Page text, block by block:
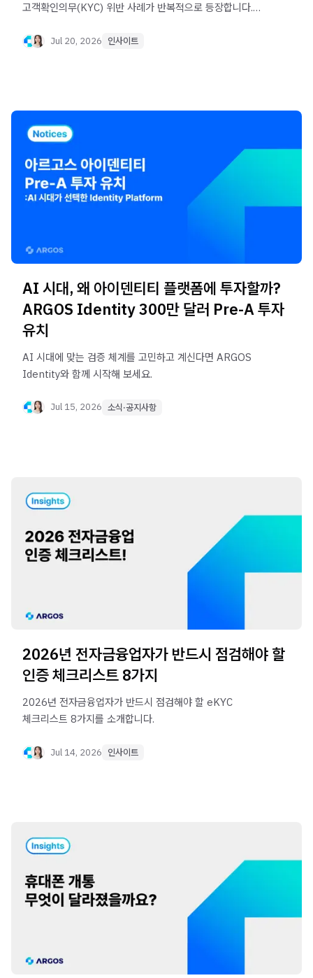
고객확인의무(KYC) 위반 사례가 반복적으로 등장합니다.
통해 기업들이 놓치고 있는 고객확인의무의 공통점을
Jul 20, 2026 인사이트
AI 시대, 왜 아이덴티티 플랫폼에 투자할까?
ARGOS Identity 300만 달러 Pre-A 투자
유치
AI 시대에 맞는 검증 체계를 고민하고 계신다면 ARGOS
Identity와 함께 시작해 보세요.
Jul 15, 2026 소식·공지사항
2026년 전자금융업자가 반드시 점검해야 할
인증 체크리스트 8가지
2026년 전자금융업자가 반드시 점검해야 할 eKYC
체크리스트 8가지를 소개합니다.
Jul 14, 2026 인사이트